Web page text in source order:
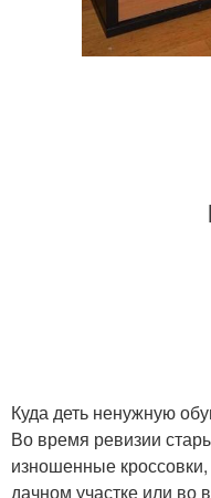
Куда деть ненужную
Во время ревизии
изношенные
дачном участке или во